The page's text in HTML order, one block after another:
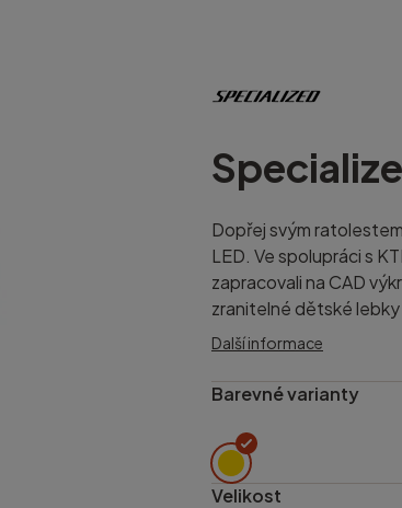
Dopřej svým
LED. Ve spolupráci s
zapracovali na CAD
zranitelné dětské
Další informace
Barevné varianty
Velikost